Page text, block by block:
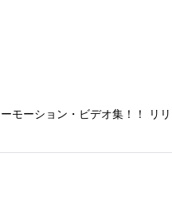
モーション・ビデオ集！！